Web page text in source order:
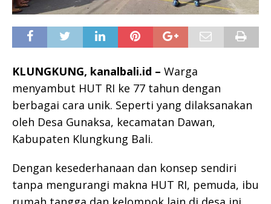
KLUNGKUNG, kanalbali.id – Warga
menyambut HUT RI ke 77 tahun dengan
berbagai cara unik. Seperti yang dilaksanakan
oleh Desa Gunaksa, kecamatan Dawan,
Kabupaten Klungkung Bali.
Dengan kesederhanaan dan konsep sendiri
tanpa mengurangi makna HUT RI, pemuda, ibu